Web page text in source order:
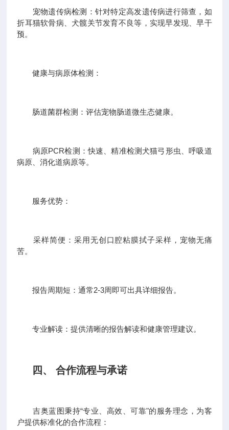
宠物遗传病检测：针对特定高发遗传病进行筛查，如
折耳猫软骨病、犬髋关节发育不良等，实现早发现、早干
预。
健康与病原体检测：
肠道菌群检测：评估宠物肠道微生态健康。
病原PCR检测：快速、精准检测犬猫弓形虫、呼吸道
病原、消化道病原等。
服务优势：
采样简便：采用无创口腔粘膜拭子采样，宠物无痛
苦。
报告周期短：通常2-3周即可出具详细报告。
专业解读：提供清晰的报告解读和健康管理建议。
四、 合作流程与承诺
吉奥蓝图秉持“专业、高效、可靠"的服务理念，为客
户提供标准化的合作流程：